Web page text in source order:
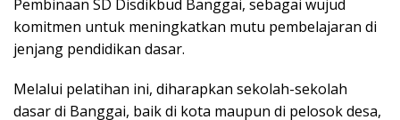
Pembinaan SD Disdikbud Banggai, sebagai wujud
komitmen untuk meningkatkan mutu pembelajaran di
jenjang pendidikan dasar.
Melalui pelatihan ini, diharapkan sekolah-sekolah
dasar di Banggai, baik di kota maupun di pelosok desa,